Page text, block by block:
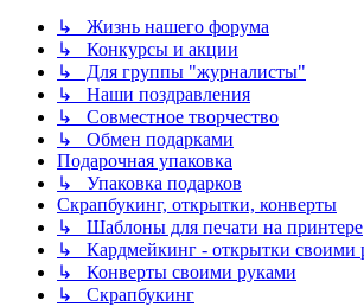
↳ Жизнь нашего форума
↳ Конкурсы и акции
↳ Для группы "журналисты"
↳ Наши поздравления
↳ Совместное творчество
↳ Обмен подарками
Подарочная упаковка
↳ Упаковка подарков
Скрапбукинг, открытки, конверты
↳ Шаблоны для печати на принтере
↳ Кардмейкинг - открытки своими
↳ Конверты своими руками
↳ Скрапбукинг